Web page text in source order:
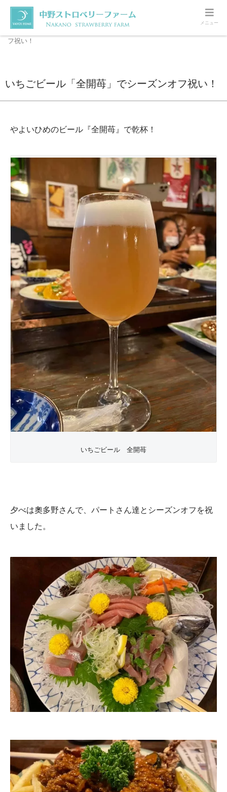
ホーム いちご
いちごビール「全開苺」でシーズンオ
フ祝い！
いちごビール「全開苺」でシーズンオフ祝い！
やよいひめのビール『全開苺』で乾杯！
いちごビール 全開苺
夕べは奧多野さんで、パートさん達とシーズンオフを祝
いました。
メニュー